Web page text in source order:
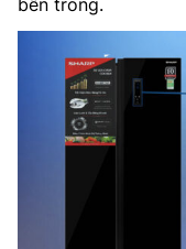
bên trong.